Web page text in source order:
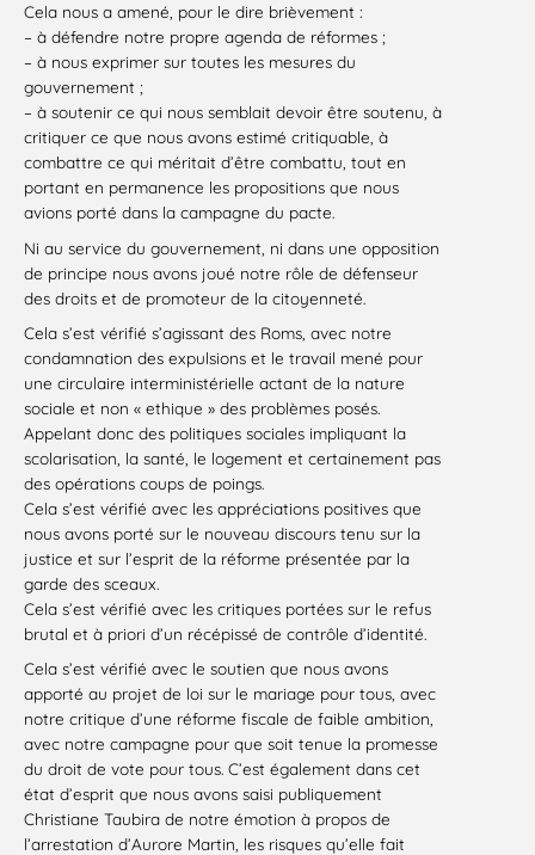
Cela nous a amené, pour le dire brièvement :
– à défendre notre propre agenda de réformes ;
– à nous exprimer sur toutes les mesures du
gouvernement ;
– à soutenir ce qui nous semblait devoir être soutenu, à
critiquer ce que nous avons estimé critiquable, à
combattre ce qui méritait d’être combattu, tout en
portant en permanence les propositions que nous
avions porté dans la campagne du pacte.
Ni au service du gouvernement, ni dans une opposition
de principe nous avons joué notre rôle de défenseur
des droits et de promoteur de la citoyenneté.
Cela s’est vérifié s’agissant des Roms, avec notre
condamnation des expulsions et le travail mené pour
une circulaire interministérielle actant de la nature
sociale et non « ethique » des problèmes posés.
Appelant donc des politiques sociales impliquant la
scolarisation, la santé, le logement et certainement pas
des opérations coups de poings.
Cela s’est vérifié avec les appréciations positives que
nous avons porté sur le nouveau discours tenu sur la
justice et sur l’esprit de la réforme présentée par la
garde des sceaux.
Cela s’est vérifié avec les critiques portées sur le refus
brutal et à priori d’un récépissé de contrôle d’identité.
Cela s’est vérifié avec le soutien que nous avons
apporté au projet de loi sur le mariage pour tous, avec
notre critique d’une réforme fiscale de faible ambition,
avec notre campagne pour que soit tenue la promesse
du droit de vote pour tous. C’est également dans cet
état d’esprit que nous avons saisi publiquement
Christiane Taubira de notre émotion à propos de
l’arrestation d’Aurore Martin, les risques qu’elle fait